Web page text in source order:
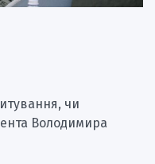
чи
Володимира